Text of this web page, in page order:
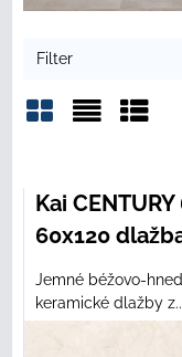
Filter
Kai CENTURY
60x120
Jemné béžovo-
keramické dlažby